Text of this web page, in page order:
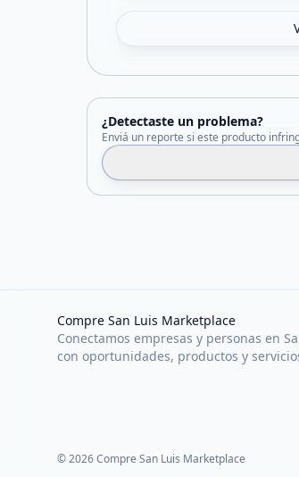
¿Detectaste un problema?
Enviá un reporte si este producto
Compre San Luis Marketplace
Conectamos empresas y personas en
con oportunidades, productos y
©2026Compre San Luis Marketplace